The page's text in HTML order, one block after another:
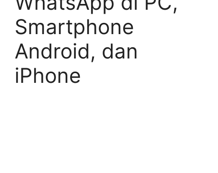
Smartphone
Android, dan
iPhone